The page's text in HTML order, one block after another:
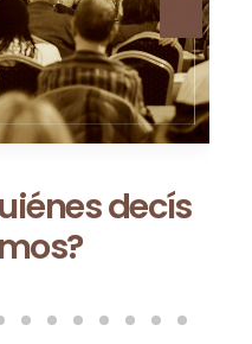
de un
cada
repite